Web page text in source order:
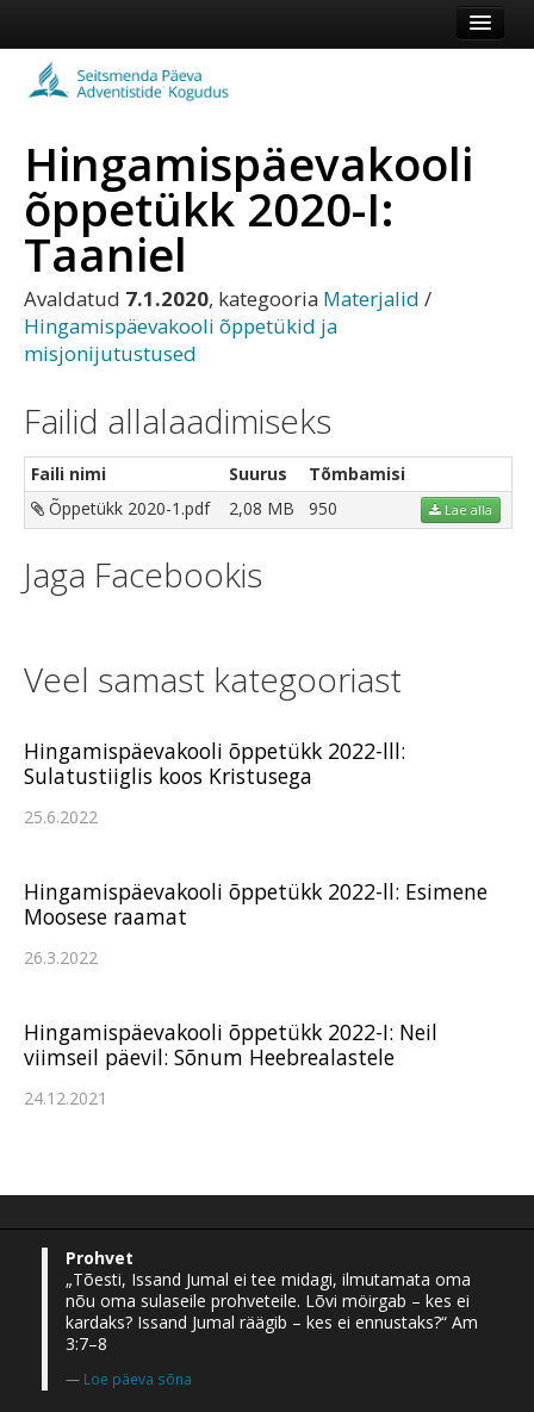
Koduleht
Vaata veel
Hingamispäevakooli
õppetükk 2020-I:
Taaniel
Avaldatud 7.1.2020, kategooria Materjalid /
Hingamispäevakooli õppetükid ja
misjonijutustused
Failid allalaadimiseks
Faili nimi Suurus
Tõmbamisi
Õppetükk 2020-1.pdf
2,08 MB 950 Lae alla
Jaga Facebookis
Veel samast kategooriast
Hingamispäevakooli õppetükk 2022-lll:
Sulatustiiglis koos Kristusega
25.6.2022
Hingamispäevakooli õppetükk 2022-ll: Esimene
Moosese raamat
26.3.2022
Hingamispäevakooli õppetükk 2022-I: Neil
viimseil päevil: Sõnum Heebrealastele
24.12.2021
Prohvet
„Tõesti, Issand Jumal ei tee midagi, ilmutamata oma
nõu oma sulaseile prohveteile. Lõvi möirgab – kes ei
kardaks? Issand Jumal räägib – kes ei ennustaks?“ Am
3:7–8
Loe päeva sõna